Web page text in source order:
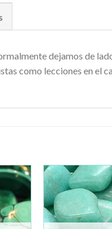
dejamos de
como lecciones en el
Añadir
a la
lista de